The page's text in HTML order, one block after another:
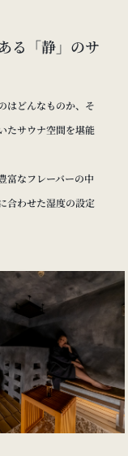
る「静」のサ
はどんなものか、そ
たサウナ空間を堪能
富なフレーバーの中
合わせた湿度の設定